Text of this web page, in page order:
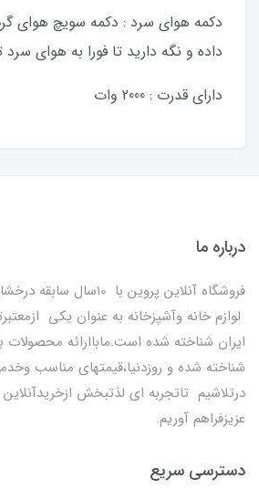
دکمه هوای سرد : دکمه سویچ هوای
داده و نگه دارید تا فورا به هوای سرد
دارای قدرت : 2000 وات
درباره ما
فروشگاه آنلاین پروین با
لوازم خانه وآشپزخانه به عنوان یکی
ایران شناخته شده است.ماباارائه محصولات
شناخته شده و روزدنیا،قیمتهای مناسب
درتلاشیم تاتجربه ای لذتبخش
عزیزفراهم آوریم.
دسترسی سریع